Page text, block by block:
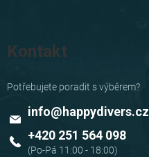
Kontakt
info@happydivers.cz
+420 251 564 098